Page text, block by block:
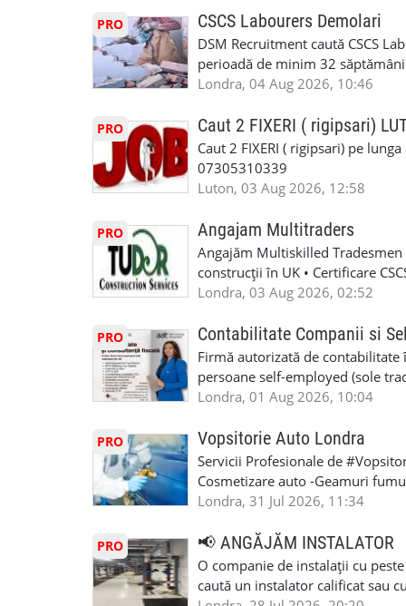
oferta pe care sa o folositi la
WhatsApp: +44 7467 838 881
numele, experienta si data la
link-ul de jos. Sanatate si mult
INSTALLATION LIMITED
PRO CSCS Labourers Demolari
DSM Recruitment caută CSCS
perioadă de minim 32
oferă ore suplimentare și
informații, contactați-ne la: 📞
Londra, 04 Aug 2026, 10:46
PRO Caut 2 FIXERI ( rigipsari)
Caut 2 FIXERI ( rigipsari) pe
07305310339
Luton, 03 Aug 2026, 12:58
PRO Angajam Multitraders
Angajăm Multiskilled
construcții în UK • Certificare
specializate (căutăm
interioare • Permis de
(reprezintă un avantaj important)
performanță • £200 – £250 pe
posibilități reale de avansare •
oră pauză de masă) •
Londra, 03 Aug 2026, 02:52
PRO Contabilitate Companii si
Firmă autorizată de contabilitate
persoane self-employed (sole
închiriate (landlords) Serviciile
HMRC: PAYE / VAT / CIS ✔
Consultanță fiscală ✔ Declarații
Corporation Tax ✔ Company
planuri ✔ Cash-flow și previziuni
serviciile noastre? ✔ Suntem
ca tax agents ✔ Suntem
Service Provider), astfel putem
Deținem asigurare profesională
Londra, 01 Aug 2026, 10:04
PRO Vopsitorie Auto Londra
Servicii Profesionale de
Cosmetizare auto -Geamuri
Masina la Schimb. -Reparatiile
Utilizam cele mai moderne,
#Mecanic_Auto_Londra.
#Vopsitorie_Auto_Londra.
#Romanian_Auto_Service.
Londra, 31 Jul 2026, 11:34
PRO 📢 ANGĂJĂM INSTALATOR
O companie de instalații cu
caută un instalator calificat sau